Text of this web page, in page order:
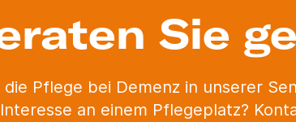
Sie
Pflege bei Demenz in unserer
an einem Pflegeplatz?